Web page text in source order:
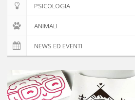
PSICOLOGIA
ANIMALI
NEWS ED EVENTI